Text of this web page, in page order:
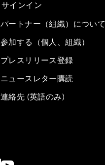
サインイン
パートナー（組織）について
参加する（個人、組織）
プレスリリース登録
ニュースレター購読
連絡先 (英語のみ)